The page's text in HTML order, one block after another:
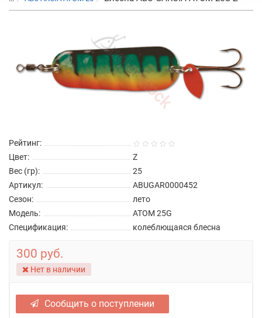
Рейтинг:
Цвет:
Z
Вес (гр):
25
Артикул:
ABUGAR0000452
Сезон:
лето
Модель:
ATOM 25G
Спецификация:
колеблющаяся блесна
300 руб.
Нет в наличии
Сообщить о поступлении